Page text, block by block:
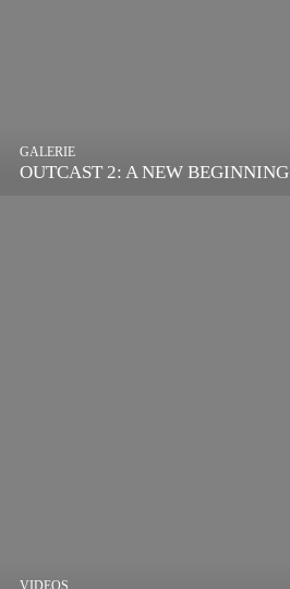
OUTCAST 2: A NEW BEGINNING
GALERIE